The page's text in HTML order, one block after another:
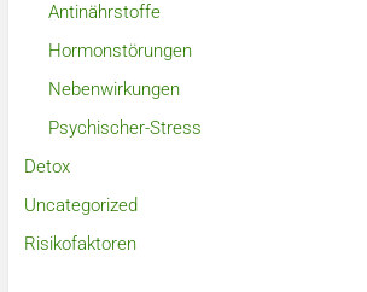
Antinährstoffe
Hormonstörungen
Nebenwirkungen
Psychischer-Stress
Detox
Uncategorized
Risikofaktoren